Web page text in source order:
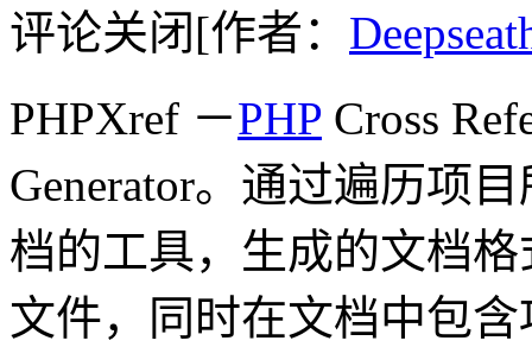
评论关闭[作者：
PHPXref －PHP Cross
Generator。通过遍历项
档的工具，生成的文档
文件，同时在文档中包